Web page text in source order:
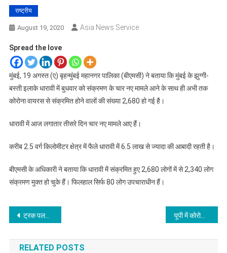
राष्ट्रीय
August 19, 2020 Asia News Service
Spread the love
मुंबई, 19 अगस्त (ए) बृहन्मुंबई महानगर पालिका (बीएमसी) ने बताया कि मुंबई के झुग्गी-
बस्ती इलाके धारावी में बुधवार को संक्रमण के चार नए मामले आने के साथ ही अभी तक
कोरोना वायरस से संक्रमित होने वालों की संख्या 2,680 हो गई है।
धारावी में आज लगातार तीसरे दिन चार नए मामले आए हैं।
करीब 2.5 वर्ग किलोमीटर क्षेत्र में फैले धारावी में 6.5 लाख से ज्यादा की आबादी रहती है।
बीएमसी के अधिकारी ने बताया कि धारावी में संक्रमित हुए 2,680 लोगों में से 2,340 लोग
संक्रमण मुक्त हो चुके हैं। फिलहाल सिर्फ 80 लोग उपचाराधीन हैं।
Post
navigation
ट्रक पलटा : बच्चे समेत चार लोगों की मौत यूपी में कोरोना वायरस के रिकॉर्ड 5156 नए मामले, अब तक 2638 लोगों की मौत
RELATED POSTS